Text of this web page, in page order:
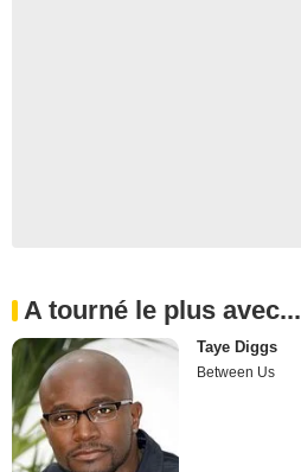
A tourné le plus avec...
Taye Diggs
Between Us